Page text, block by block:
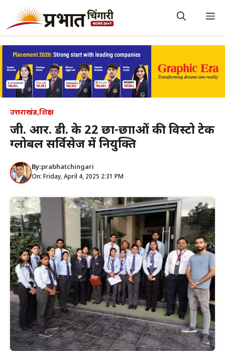
content
उत्तराखंड,शिक्षा
जी. आर. डी. के 22 छात्र-छात्राओं की विस्टो टेक
ग्लोबल सर्विसेज में नियुक्ति
By:prabhatchingari
On: Friday, April 4, 2025 2:31 PM